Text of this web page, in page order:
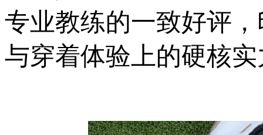
专业教练的一致好评
与穿着体验上的硬核